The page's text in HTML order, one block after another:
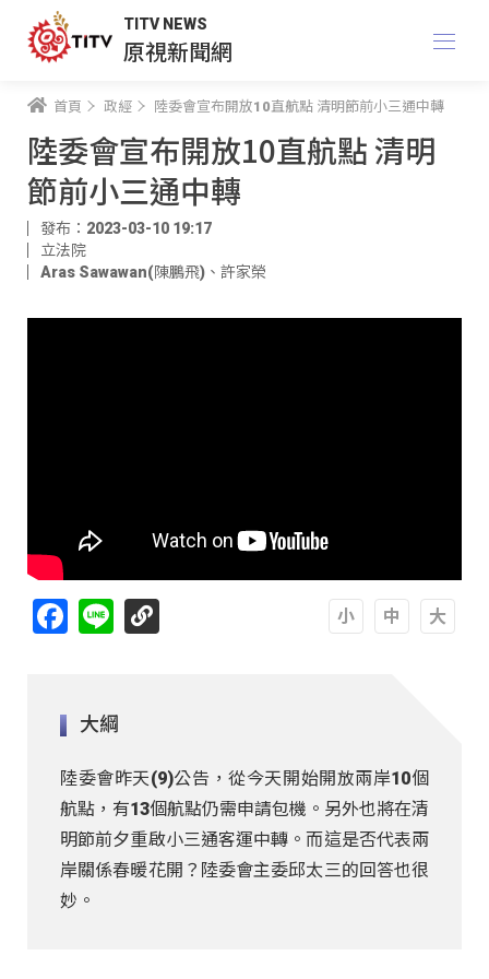
TITV NEWS
原視新聞網
首頁 政經 陸委會宣布開放10直航點 清明節前小三通中轉
陸委會宣布開放10直航點 清明
節前小三通中轉
發布：2023-03-10 19:17
立法院
Aras Sawawan(陳鵬飛) 、 許家榮
Facebook
Line
大綱
陸委會昨天(9)公告，從今天開始開放兩岸10個
航點，有13個航點仍需申請包機。另外也將在清
明節前夕重啟小三通客運中轉。而這是否代表兩
岸關係春暖花開？陸委會主委邱太三的回答也很
妙。